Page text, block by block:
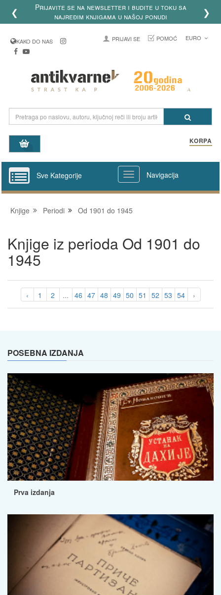
❮
Prijavite se na newsletter i budite u toku sa
najređim knjigama u našoj ponudi
❯
KAKO DO NAS PRIJAVI SE POMOĆ EURO
KORPA
Sve Kategorije Navigacija
Knjige Periodi Od 1901 do 1945
Knjige iz perioda Od 1901 do
1945
‹ 1 2 ... 46 47 48 49 50 51 52 53 54 ›
POSEBNA IZDANJA
Prva izdanja